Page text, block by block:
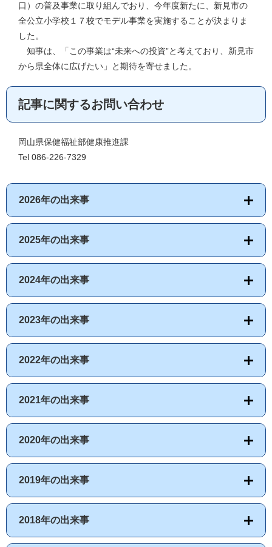
口）の普及事業に取り組んでおり、今年度新たに、新見市の
全公立小学校１７校でモデル事業を実施することが決まりま
した。
知事は、「この事業は“未来への投資”と考えており、新見市
から県全体に広げたい」と期待を寄せました。
記事に関するお問い合わせ
岡山県保健福祉部健康推進課
Tel 086-226-7329
2026年の出来事
2025年の出来事
2024年の出来事
2023年の出来事
2022年の出来事
2021年の出来事
2020年の出来事
2019年の出来事
2018年の出来事